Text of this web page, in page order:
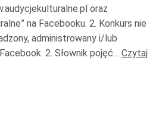
oraz
na Facebooku. 2. Konkurs nie
administrowany i/lub
2. Słownik pojęć… Czytaj